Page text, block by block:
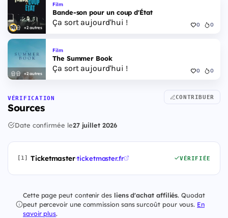
+2 autres
Film
Bande-son pour un coup d'État
Ça sort aujourd'hui ! 0 0
+2 autres
Film
The Summer Book
Ça sort aujourd'hui ! 0 0
VÉRIFICATION
Sources
CONTRIBUER
Date confirmée le27 juillet 2026
[1] Ticketmaster·ticketmaster.fr VÉRIFIÉE
Cette page peut contenir des liens d'achat affiliés. Quodat
peut percevoir une commission sans surcoût pour vous. En
savoir plus.